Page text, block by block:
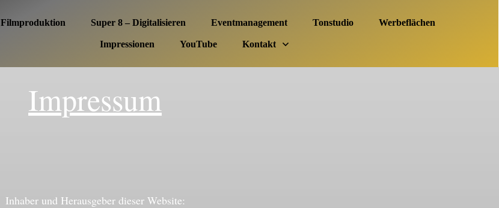
Filmproduktion Super 8 – Digitalisieren Eventmanagement Tonstudio Werbeflächen
Impressionen YouTube Kontakt
Impressum
Inhaber und Herausgeber dieser Website: